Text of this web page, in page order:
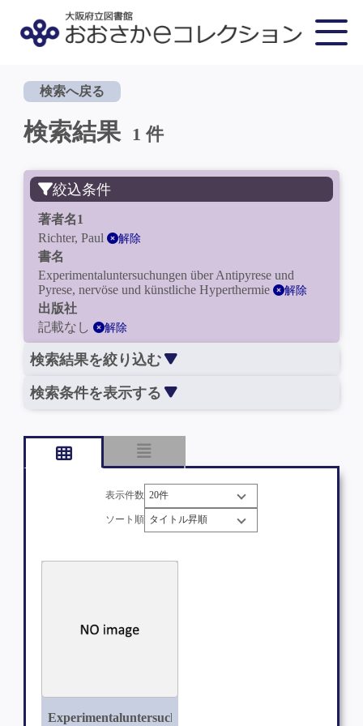
検索へ戻る
検索結果 1 件
絞込条件
著者名1
Richter, Paul
解除
書名
Experimentaluntersuchungen über Antipyrese und
Pyrese, nervöse und künstliche Hyperthermie
解除
出版社
記載なし
解除
検索結果を絞り込む
検索条件を表示する
表示件数
ソート順
Experimentaluntersuchungen